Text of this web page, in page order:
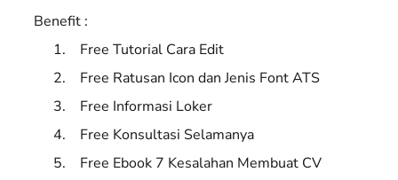
Benefit :
Free Tutorial Cara Edit
Free Ratusan Icon dan Jenis Font ATS
Free Informasi Loker
Free Konsultasi Selamanya
Free Ebook 7 Kesalahan Membuat CV